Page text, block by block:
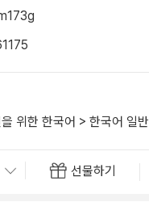
173g
위한 한국어 > 한국어 일반
선물하기